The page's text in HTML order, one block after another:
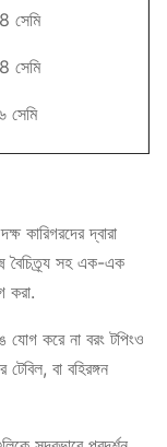
সেমি
সেমি
সেমি
সেমি
২৬০ মিলি
২৫৫ গ্রাম
brown box,
কারিগরদের দ্বারা
বৈচিত্র্য সহ এক-এক
করা.
করে না বরং টপিংও
বা বহিরঙ্গন